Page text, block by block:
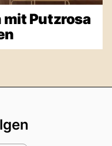
Putzrosa